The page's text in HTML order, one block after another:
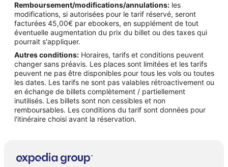
Remboursement/modifications/annulations: les
modifications, si autorisées pour le tarif réservé, seront
facturées 45,00€ par ebookers, en supplément de tout
éventuelle augmentation du prix du billet ou des taxes qui
pourrait s'appliquer.
Autres conditions: Horaires, tarifs et conditions peuvent
changer sans préavis. Les places sont limitées et les tarifs
peuvent ne pas être disponibles pour tous les vols ou toutes
les dates. Les tarifs ne sont pas valables rétroactivement ou
en échange de billets complètement / partiellement
inutilisés. Les billets sont non cessibles et non
remboursables. Les conditions du tarif sont données pour
l'itinéraire choisi avant la réservation.